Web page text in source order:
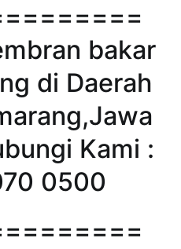
bakar
di Daerah
Kami :
0500